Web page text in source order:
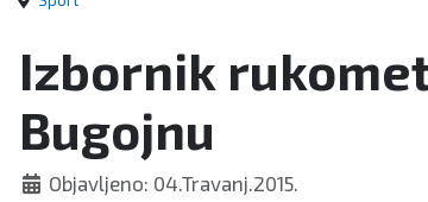
Izbornik
Bugojnu
Objavljeno: 04.Travanj.2015.